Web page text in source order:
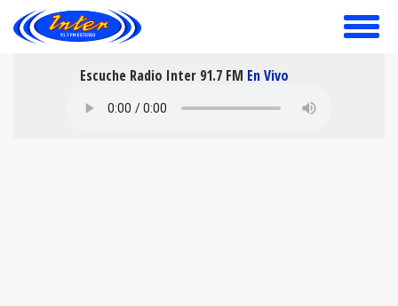
toggle
Escuche Radio Inter 91.7 FM En Vivo